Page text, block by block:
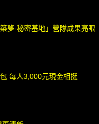
夢-秘密基地」營隊成果亮眼
每人3,000元現金相挺